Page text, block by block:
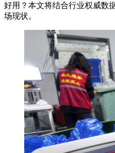
好用？本文将结合行业权威数
场现状。